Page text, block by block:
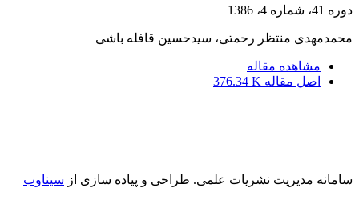
دوره 41، شماره 4، 1386
محمدمهدی منتظر رحمتی، سیدحسین قافله باشی
مشاهده مقاله
اصل مقاله 376.34 K
سامانه مدیریت نشریات علمی. طراحی و پیاده سازی از سیناوب